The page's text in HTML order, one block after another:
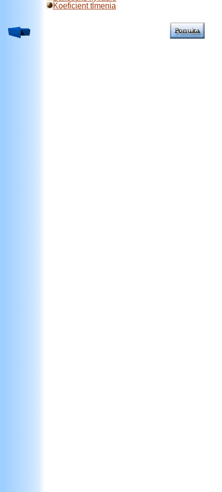
Koeficient tlmenia